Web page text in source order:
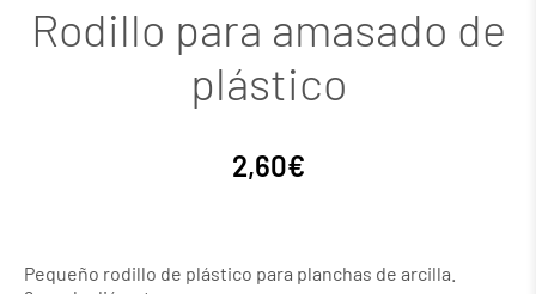
Rodillo para amasado de
plástico
2,60€
Pequeño rodillo de plástico para planchas de arcilla.